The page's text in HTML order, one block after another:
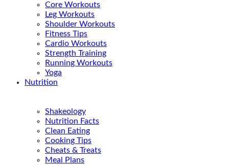
Core Workouts
Leg Workouts
Shoulder Workouts
Fitness Tips
Cardio Workouts
Strength Training
Running Workouts
Yoga
Nutrition
Shakeology
Nutrition Facts
Clean Eating
Cooking Tips
Cheats & Treats
Meal Plans